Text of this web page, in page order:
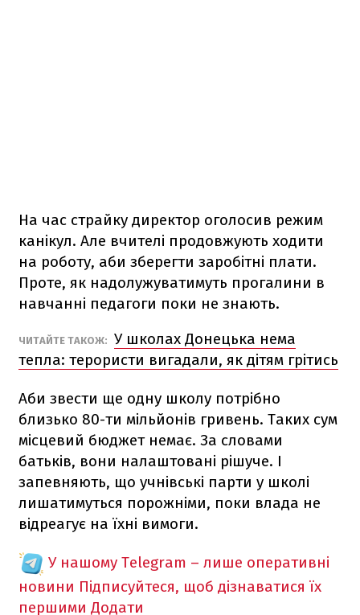
На час страйку директор оголосив режим
канікул. Але вчителі продовжують ходити
на роботу, аби зберегти заробітні плати.
Проте, як надолужуватимуть прогалини в
навчанні педагоги поки не знають.
ЧИТАЙТЕ ТАКОЖ: У школах Донецька нема
тепла: терористи вигадали, як дітям грітись
Аби звести ще одну школу потрібно
близько 80-ти мільйонів гривень. Таких сум
місцевий бюджет немає. За словами
батьків, вони налаштовані рішуче. І
запевняють, що учнівські парти у школі
лишатимуться порожніми, поки влада не
відреагує на їхні вимоги.
У нашому Telegram – лише оперативні
новини Підписуйтеся, щоб дізнаватися їх
першими Додати